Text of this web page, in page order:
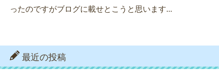
ったのですがブログに載せとこうと思います...
最近の投稿